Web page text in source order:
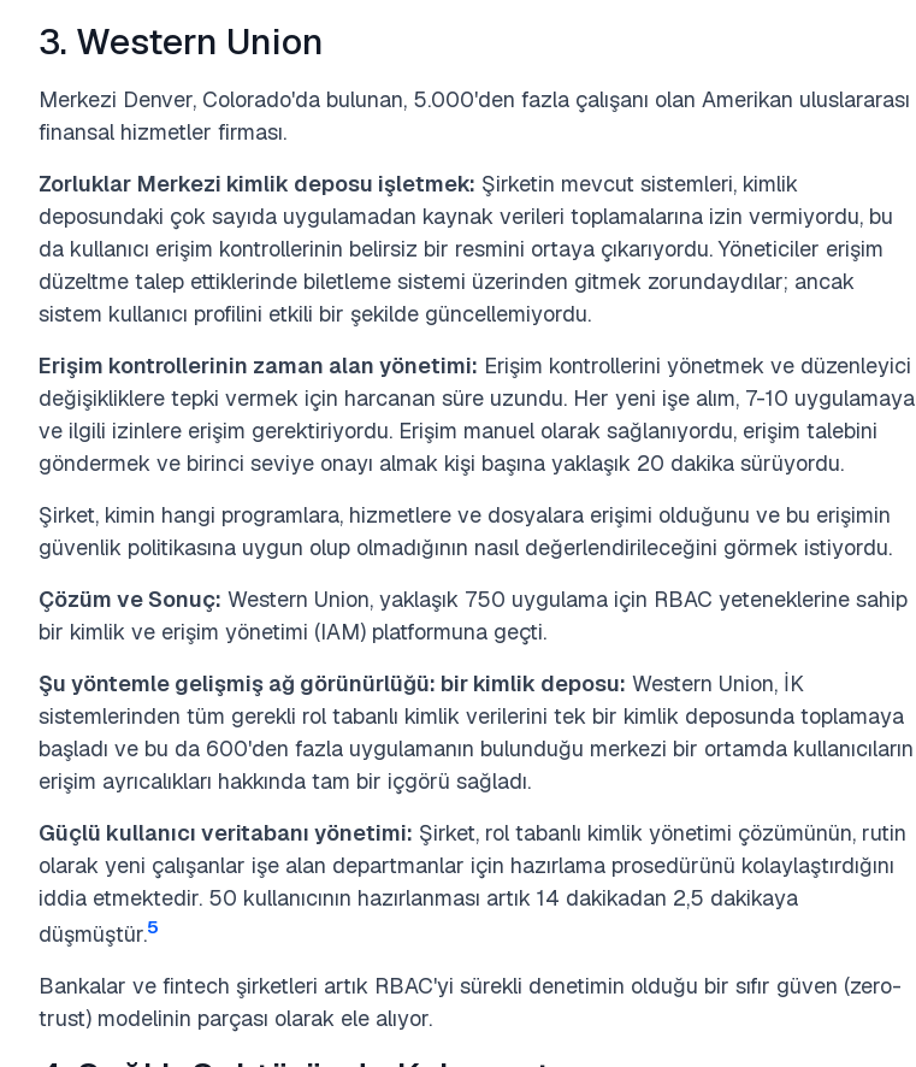
3. Western Union
Merkezi Denver, Colorado'da bulunan, 5.000'den fazla çalışanı olan Amerikan uluslararası
finansal hizmetler firması.
Zorluklar Merkezi kimlik deposu işletmek: Şirketin mevcut sistemleri, kimlik
deposundaki çok sayıda uygulamadan kaynak verileri toplamalarına izin vermiyordu, bu
da kullanıcı erişim kontrollerinin belirsiz bir resmini ortaya çıkarıyordu.Yöneticiler erişim
düzeltme talep ettiklerinde biletleme sistemi üzerinden gitmek zorundaydılar; ancak
sistem kullanıcı profilini etkili bir şekilde güncellemiyordu.
Erişim kontrollerinin zaman alan yönetimi: Erişim kontrollerini yönetmek ve düzenleyici
değişikliklere tepki vermek için harcanan süre uzundu. Her yeni işe alım, 7-10 uygulamaya
ve ilgili izinlere erişim gerektiriyordu. Erişim manuel olarak sağlanıyordu, erişim talebini
göndermek ve birinci seviye onayı almak kişi başına yaklaşık 20 dakika sürüyordu.
Şirket, kimin hangi programlara, hizmetlere ve dosyalara erişimi olduğunu ve bu erişimin
güvenlik politikasına uygun olup olmadığının nasıl değerlendirileceğini görmek istiyordu.
Çözüm ve Sonuç: Western Union, yaklaşık 750 uygulama için RBAC yeteneklerine sahip
bir kimlik ve erişim yönetimi (IAM) platformuna geçti.
Şu yöntemle gelişmiş ağ görünürlüğü: bir kimlik deposu: Western Union, İK
sistemlerinden tüm gerekli rol tabanlı kimlik verilerini tek bir kimlik deposunda toplamaya
başladı ve bu da 600'den fazla uygulamanın bulunduğu merkezi bir ortamda kullanıcıların
erişim ayrıcalıkları hakkında tam bir içgörü sağladı.
Güçlü kullanıcı veritabanı yönetimi: Şirket, rol tabanlı kimlik yönetimi çözümünün, rutin
olarak yeni çalışanlar işe alan departmanlar için hazırlama prosedürünü kolaylaştırdığını
iddia etmektedir. 50 kullanıcının hazırlanması artık 14 dakikadan 2,5 dakikaya
düşmüştür.5
Bankalar ve fintech şirketleri artık RBAC'yi sürekli denetimin olduğu bir sıfır güven (zero-
trust) modelinin parçası olarak ele alıyor.